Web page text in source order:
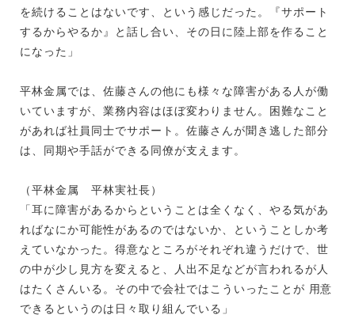
を続けることはないです、という感じだった。『サポート
するからやるか』と話し合い、その日に陸上部を作ること
になった」
平林金属では、佐藤さんの他にも様々な障害がある人が働
いていますが、業務内容はほぼ変わりません。困難なこと
があれば社員同士でサポート。佐藤さんが聞き逃した部分
は、同期や手話ができる同僚が支えます。
（平林金属 平林実社長）
「耳に障害があるからということは全くなく、やる気があ
ればなにか可能性があるのではないか、ということしか考
えていなかった。得意なところがそれぞれ違うだけで、世
の中が少し見方を変えると、人出不足などが言われるが人
はたくさんいる。その中で会社ではこういったことが 用意
できるというのは日々取り組んでいる」